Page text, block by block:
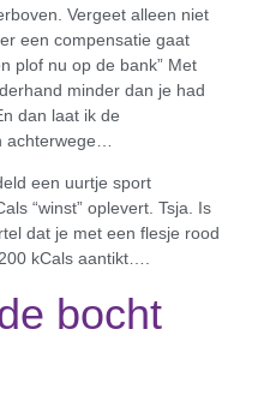
Vergeet alleen niet
een compensatie gaat
plof nu op de bank” Met
minder dan je had
dan laat ik de
achterwege…
een uurtje sport
“winst” oplevert. Tsja. Is
dat je met een flesje rood
kCals aantikt….
bocht